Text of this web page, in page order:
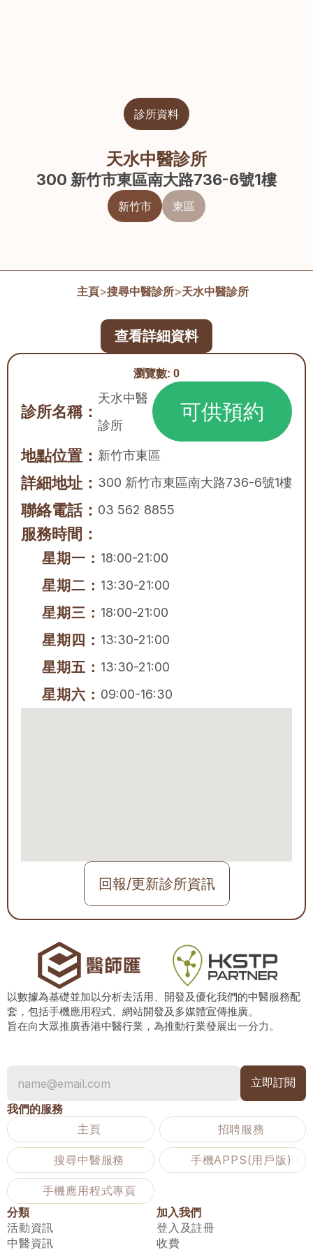
診所資料
天水中醫診所
300 新竹市東區南大路736-6號1樓
新竹市 東區
主頁>搜尋中醫診所>天水中醫診所
瀏覽數: 0
診所名稱：
天水中醫
診所
可供預約
地點位置： 新竹市東區
詳細地址： 300 新竹市東區南大路736-6號1樓
聯絡電話： 03 562 8855
服務時間：
星期一： 18:00-21:00
星期二： 13:30-21:00
星期三： 18:00-21:00
星期四： 13:30-21:00
星期五： 13:30-21:00
星期六： 09:00-16:30
回報/更新診所資訊
查看詳細資料
以數據為基礎並加以分析去活用、開發及優化我們的中醫服務配
套，包括手機應用程式、網站開發及多媒體宣傳推廣。
旨在向大眾推廣香港中醫行業，為推動行業發展出一分力。
我們的服務
主頁
招聘服務
搜尋中醫服務 手機APPS(用戶版)
手機應用程式專頁
分類
活動資訊
中醫資訊
加入我們
登入及註冊
收費